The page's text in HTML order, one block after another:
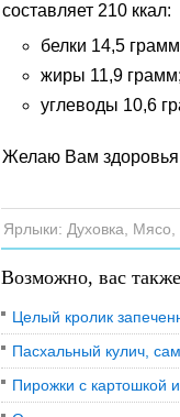
составляет 210 ккал:
белки 14,5
жиры 11,9 грамм;
углеводы 10,6
Желаю Вам здоровья
Ярлыки: Духовка Мясо
Возможно, вас
Целый кролик
Пасхальный кулич,
Пирожки с картошкой